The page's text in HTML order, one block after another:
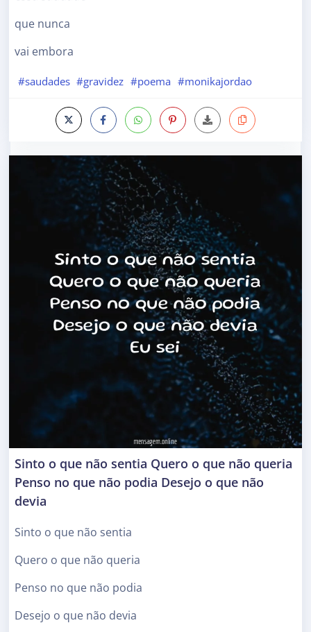
que nunca
vai embora
#saudades #gravidez #poema #monikajordao
Sinto o que não sentia Quero o que não queria
Penso no que não podia Desejo o que não
devia
Sinto o que não sentia
Quero o que não queria
Penso no que não podia
Desejo o que não devia